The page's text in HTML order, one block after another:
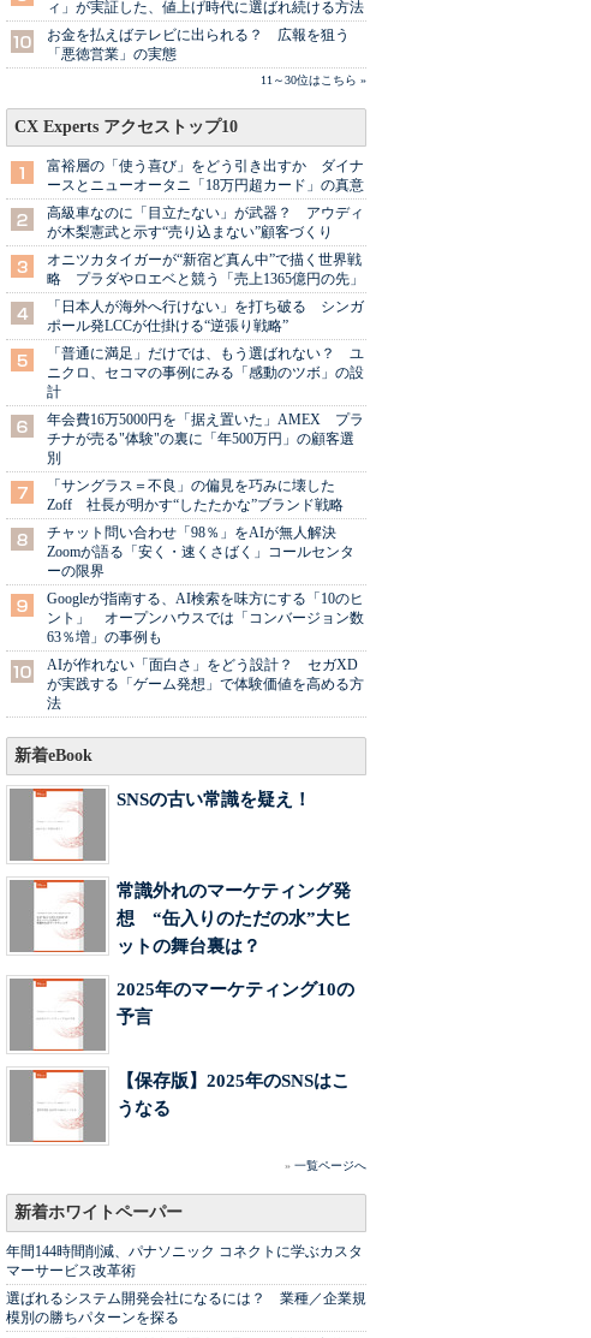
ィ」が実証した、値上げ時代に選ばれ続ける方法
お金を払えばテレビに出られる？ 広報を狙う
「悪徳営業」の実態
11～30位はこちら »
CX Experts アクセストップ10
富裕層の「使う喜び」をどう引き出すか ダイナ
ースとニューオータニ「18万円超カード」の真意
高級車なのに「目立たない」が武器？ アウディ
が木梨憲武と示す“売り込まない”顧客づくり
オニツカタイガーが“新宿ど真ん中”で描く世界戦
略 プラダやロエベと競う「売上1365億円の先」
「日本人が海外へ行けない」を打ち破る シンガ
ポール発LCCが仕掛ける“逆張り戦略”
「普通に満足」だけでは、もう選ばれない？ ユ
ニクロ、セコマの事例にみる「感動のツボ」の設
計
年会費16万5000円を「据え置いた」AMEX プラ
チナが売る"体験"の裏に「年500万円」の顧客選
別
「サングラス＝不良」の偏見を巧みに壊した
Zoff 社長が明かす“したたかな”ブランド戦略
チャット問い合わせ「98％」をAIが無人解決
Zoomが語る「安く・速くさばく」コールセンタ
ーの限界
Googleが指南する、AI検索を味方にする「10のヒ
ント」 オープンハウスでは「コンバージョン数
63％増」の事例も
AIが作れない「面白さ」をどう設計？ セガXD
が実践する「ゲーム発想」で体験価値を高める方
法
新着eBook
SNSの古い常識を疑え！
常識外れのマーケティング発
想 “缶入りのただの水”大ヒ
ットの舞台裏は？
2025年のマーケティング10の
予言
【保存版】2025年のSNSはこ
うなる
» 一覧ページへ
新着ホワイトペーパー
年間144時間削減、パナソニック コネクトに学ぶカスタ
マーサービス改革術
選ばれるシステム開発会社になるには？ 業種／企業規
模別の勝ちパターンを探る